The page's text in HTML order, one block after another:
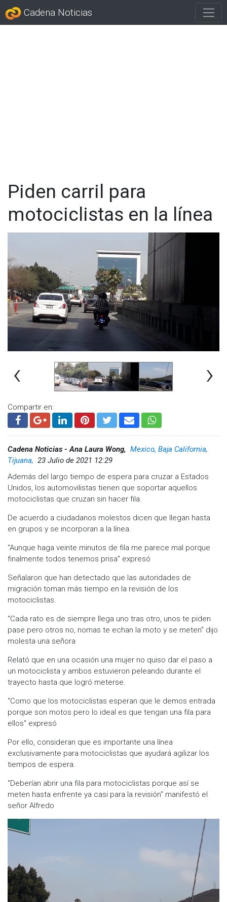
Cadena Noticias
Piden carril para
motociclistas en la línea
‹ ›
Compartir en:
Cadena Noticias - Ana Laura Wong, Mexico, Baja California,
Tijuana, 23 Julio de 2021 12:29
Además del largo tiempo de espera para cruzar a Estados
Unidos, los automovilistas tienen que soportar aquellos
motociclistas que cruzan sin hacer fila.
De acuerdo a ciudadanos molestos dicen que llegan hasta
en grupos y se incorporan a la línea.
"Aunque haga veinte minutos de fila me parece mal porque
finalmente todos tenemos prisa" expresó
Señalaron que han detectado que las autoridades de
migración toman más tiempo en la revisión de los
motociclistas.
"Cada rato es de siempre llega uno tras otro, unos te piden
pase pero otros no, nomas te echan la moto y se meten" dijo
molesta una señora
Relató que en una ocasión una mujer no quiso dar el paso a
un motociclista y ambos estuvieron peleando durante el
trayecto hasta que logró meterse.
"Como que los motociclistas esperan que le demos entrada
porque son motos pero lo ideal es que tengan una fila para
ellos" expresó
Por ello, consideran que es importante una línea
exclusivamente para motociclistas que ayudará agilizar los
tiempos de espera.
"Deberían abrir una fila para motociclistas porque así se
meten hasta enfrente ya casi para la revisión" manifestó el
señor Alfredo